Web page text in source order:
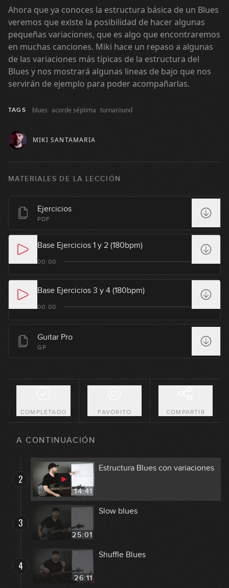
Ahora que ya conoces la estructura básica de un Blues
veremos que existe la posibilidad de hacer algunas
pequeñas variaciones, que es algo que encontraremos
en muchas canciones. Miki hace un repaso a algunas
de las variaciones más típicas de la estructura del
Blues y nos mostrará algunas lineas de bajo que nos
servirán de ejemplo para poder acompañarlas.
TAGS blues acorde séptima turnaround
MIKI SANTAMARIA
MATERIALES DE LA LECCIÓN
Ejercicios
PDF
Base Ejercicios 1 y 2 (180bpm)
00:00
Base Ejercicios 3 y 4 (180bpm)
00:00
Guitar Pro
GP
COMPLETADO FAVORITO COMPARTIR
A CONTINUACIÓN
1
Estructura básica del blues
2
14:41
Estructura Blues con variaciones
3
25:01
Slow blues
4
26:11
Shuffle Blues